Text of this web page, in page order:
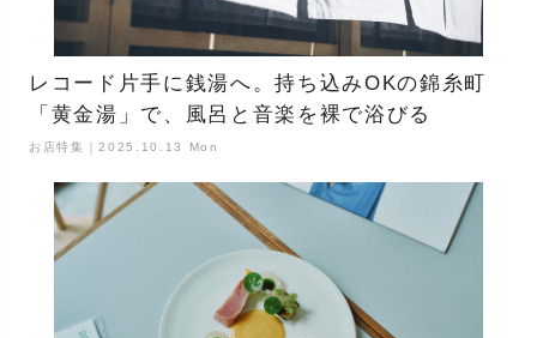
レコード片手に銭湯へ。持ち込みOKの錦糸町
「黄金湯」で、風呂と音楽を裸で浴びる
お店特集｜2025.10.13 Mon